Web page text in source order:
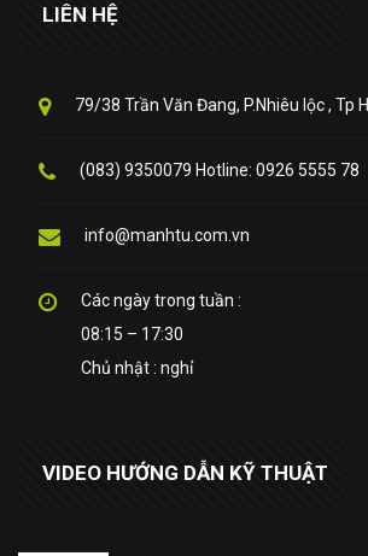
LIÊN HỆ
79/38 Trần Văn Đang, P.Nhiêu lộc , Tp
(083) 9350079 Hotline: 0926 5555 78
info@manhtu.com.vn
Các ngày trong tuần :
08:15 – 17:30
Chủ nhật : nghỉ
VIDEO HƯỚNG DẪN KỸ THUẬT